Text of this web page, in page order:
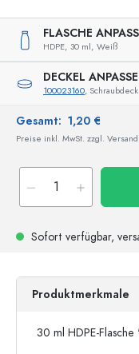
FLASCHE
HDPE, 30 ml, Weiß
DECKEL
100023160,
Gesamt: 1,20 €
Preise inkl. MwSt. zzgl.
Sofort verfügbar,
Produktmerkmale
30 ml HDPE-